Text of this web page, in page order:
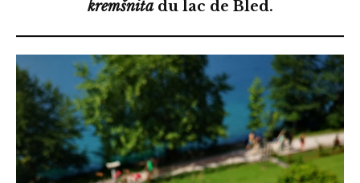
kremšnitadu lac de Bled.